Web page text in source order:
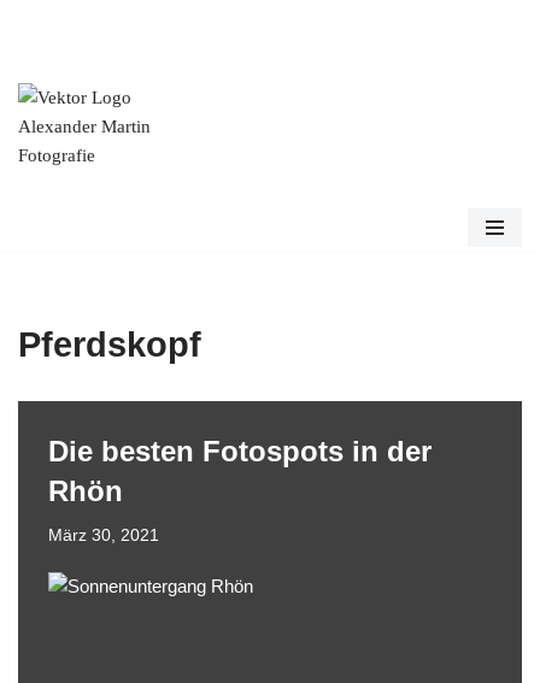
Inhalt
springen
Pferdskopf
Die besten Fotospots in der
Rhön
März 30, 2021